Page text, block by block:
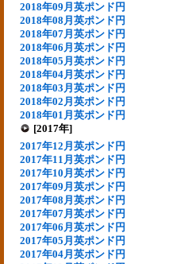
2018年09月英ポンド円
2018年08月英ポンド円
2018年07月英ポンド円
2018年06月英ポンド円
2018年05月英ポンド円
2018年04月英ポンド円
2018年03月英ポンド円
2018年02月英ポンド円
2018年01月英ポンド円
[2017年]
2017年12月英ポンド円
2017年11月英ポンド円
2017年10月英ポンド円
2017年09月英ポンド円
2017年08月英ポンド円
2017年07月英ポンド円
2017年06月英ポンド円
2017年05月英ポンド円
2017年04月英ポンド円